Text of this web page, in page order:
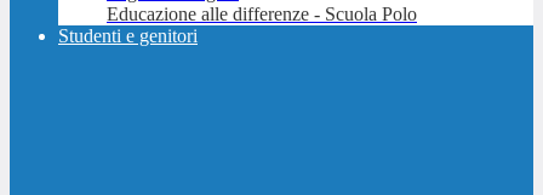
Educazione alle differenze - Scuola Polo
Studenti e genitori